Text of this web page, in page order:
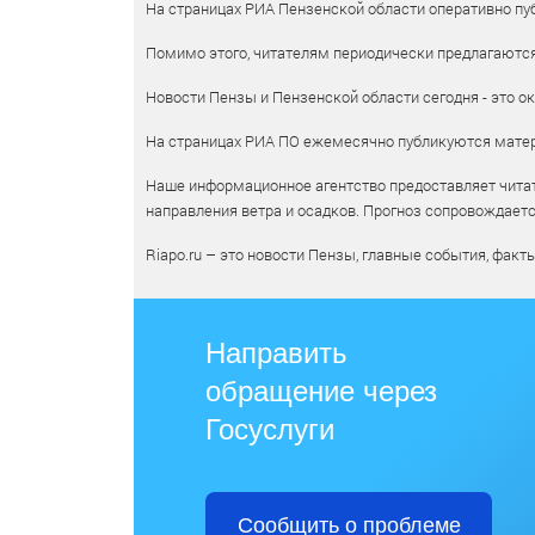
На страницах РИА Пензенской области оперативно
Помимо этого, читателям периодически
Новости Пензы и Пензенской области сегодня - это
На страницах РИА ПО ежемесячно публикуются
Наше информационное агентство предоставляет
направления ветра и осадков. Прогноз
Riapo.ru – это новости Пензы, главные события,
Направить
обращение через
Госуслуги
Сообщить о проблеме